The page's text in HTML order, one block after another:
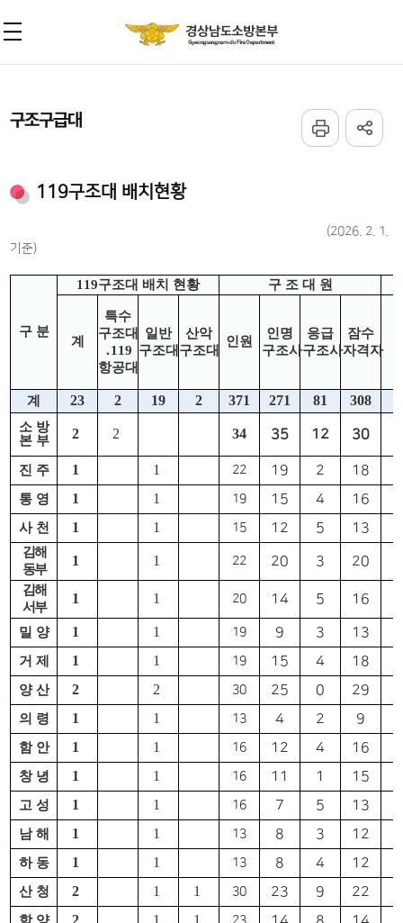
구조구급대
119구조대 배치현황
(2026. 2. 1.
기준)
구 분
119구조대 배치 현황 구 조 대 원
계
특수
구조대
․119
항공대
일반
구조대
산악
구조대
인원
인명
구조사
응급
구조사
잠수
자격자
계 23 2 19 2 371 271 81 308
소 방
본 부
2 2 34 35 12 30
진 주 1 1 22 19 2 18
통 영 1 1 19 15 4 16
사 천 1 1 15 12 5 13
김해
동부
1 1 22 20 3 20
김해
서부
1 1 20 14 5 16
밀 양 1 1 19 9 3 13
거 제 1 1 19 15 4 18
양 산 2 2 30 25 0 29
의 령 1 1 13 4 2 9
함 안 1 1 16 12 4 16
창 녕 1 1 16 11 1 15
고 성 1 1 16 7 5 13
남 해 1 1 13 8 3 12
하 동 1 1 13 8 4 12
산 청 2 1 1 30 23 9 22
2 1 1